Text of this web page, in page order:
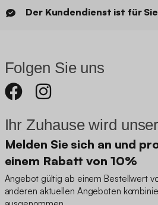
Der Kundendienst ist für
Folgen Sie uns
Ihr Zuhause wird
Melden Sie sich an und
einem Rabatt von 10%
Angebot gültig ab einem Bestellwert
anderen aktuellen Angeboten